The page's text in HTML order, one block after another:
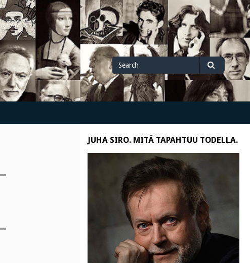
Search
for
Search
JUHA SIRO. MITÄ TAPAHTUU TODELLA.